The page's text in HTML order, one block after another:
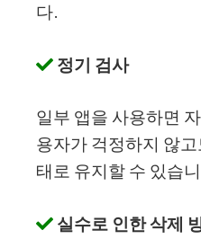
다.
정기 검사
일부 앱을 사용하면
용자가 걱정하지 않
태로 유지할 수 있습
실수로 인한 삭제